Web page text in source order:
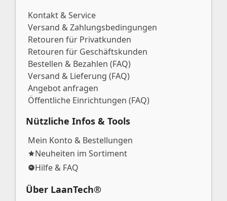
Kontakt & Service
Versand & Zahlungsbedingungen
Retouren für Privatkunden
Retouren für Geschäftskunden
Bestellen & Bezahlen (FAQ)
Versand & Lieferung (FAQ)
Angebot anfragen
Öffentliche Einrichtungen (FAQ)
Nützliche Infos & Tools
Mein Konto & Bestellungen
Neuheiten im Sortiment
Hilfe & FAQ
Über LaanTech®